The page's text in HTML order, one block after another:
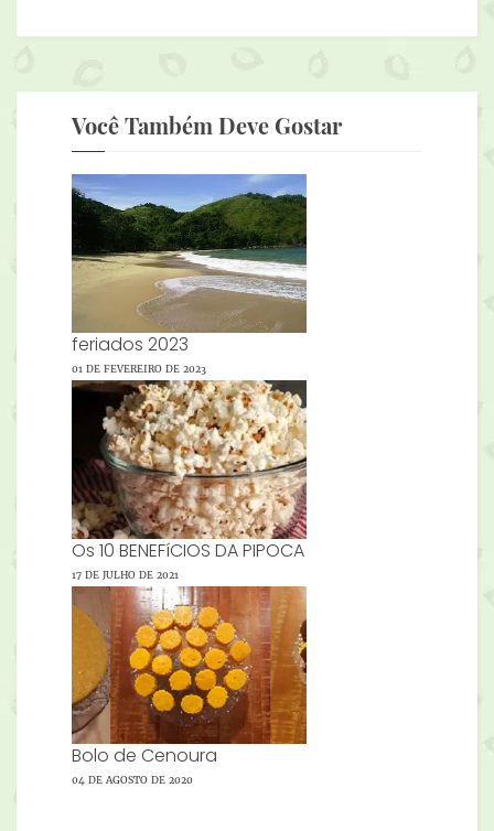
Você Também Deve Gostar
feriados 2023
01 DE FEVEREIRO DE 2023
Os 10 BENEFíCIOS DA PIPOCA
17 DE JULHO DE 2021
Bolo de Cenoura
04 DE AGOSTO DE 2020